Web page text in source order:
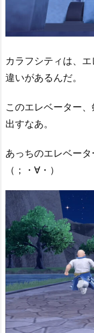
カラフシティは、
違いがあるんだ。
このエレベーター
出すなあ。
あっちのエレベー
（；・∀・）